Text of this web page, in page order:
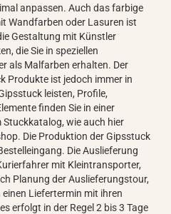
anpassen. Auch das farbige
Wandfarben oder Lasuren ist
Gestaltung mit Künstler
die Sie in speziellen
als Malfarben erhalten. Der
Produkte ist jedoch immer in
leisten, Profile,
finden Sie in einer
wie auch hier
Die Produktion der Gipsstuck
Die Auslieferung
mit Kleintransporter,
Planung der Auslieferungstour,
Liefertermin mit ihren
erfolgt in der Regel 2 bis 3 Tage